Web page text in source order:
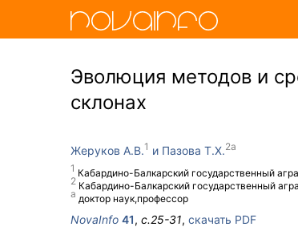
Эволюция методов и
склонах
Жеруков А.В.
Кабардино-Балкарский государственный
Пазова Т.Х.
Кабардино-Балкарский государственный
доктор наук,профессор
NovaInfo 41, с.25-31, скачать PDF